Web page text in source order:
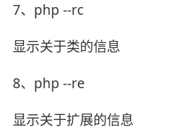
7、php --rc
显示关于类的信息
8、php --re
显示关于扩展的信息